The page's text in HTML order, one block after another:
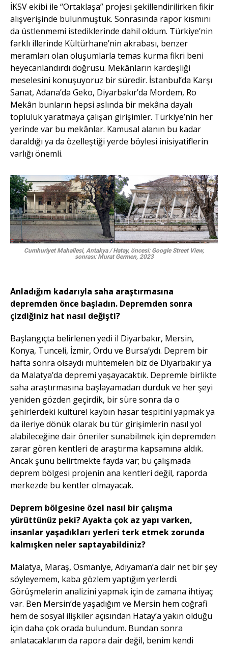
İKSV ekibi ile “Ortaklaşa” projesi şekillendirilirken fikir
alışverişinde bulunmuştuk. Sonrasında rapor kısmını
da üstlenmemi istediklerinde dahil oldum. Türkiye’nin
farklı illerinde Kültürhane’nin akrabası, benzer
meramları olan oluşumlarla temas kurma fikri beni
heyecanlandırdı doğrusu. Mekânların kardeşliği
meselesini konuşuyoruz bir süredir. İstanbul’da Karşı
Sanat, Adana’da Geko, Diyarbakır’da Mordem, Ro
Mekân bunların hepsi aslında bir mekâna dayalı
topluluk yaratmaya çalışan girişimler. Türkiye’nin her
yerinde var bu mekânlar. Kamusal alanın bu kadar
daraldığı ya da özelleştiği yerde böylesi inisiyatiflerin
varlığı önemli.
Cumhuriyet Mahallesi, Antakya / Hatay, öncesi: Google Street View,
sonrası: Murat Germen, 2023
Anladığım kadarıyla saha araştırmasına
depremden önce başladın. Depremden sonra
çizdiğiniz hat nasıl değişti?
Başlangıçta belirlenen yedi il Diyarbakır, Mersin,
Konya, Tunceli, İzmir, Ordu ve Bursa’ydı. Deprem bir
hafta sonra olsaydı muhtemelen biz de Diyarbakır ya
da Malatya’da depremi yaşayacaktık. Depremle birlikte
saha araştırmasına başlayamadan durduk ve her şeyi
yeniden gözden geçirdik, bir süre sonra da o
şehirlerdeki kültürel kaybın hasar tespitini yapmak ya
da ileriye dönük olarak bu tür girişimlerin nasıl yol
alabileceğine dair öneriler sunabilmek için depremden
zarar gören kentleri de araştırma kapsamına aldık.
Ancak şunu belirtmekte fayda var; bu çalışmada
deprem bölgesi projenin ana kentleri değil, raporda
merkezde bu kentler olmayacak.
Deprem bölgesine özel nasıl bir çalışma
yürüttünüz peki? Ayakta çok az yapı varken,
insanlar yaşadıkları yerleri terk etmek zorunda
kalmışken neler saptayabildiniz?
Malatya, Maraş, Osmaniye, Adıyaman’a dair net bir şey
söyleyemem, kaba gözlem yaptığım yerlerdi.
Görüşmelerin analizini yapmak için de zamana ihtiyaç
var. Ben Mersin’de yaşadığım ve Mersin hem coğrafi
hem de sosyal ilişkiler açısından Hatay’a yakın olduğu
için daha çok orada bulundum. Bundan sonra
anlatacaklarım da rapora dair değil, benim kendi